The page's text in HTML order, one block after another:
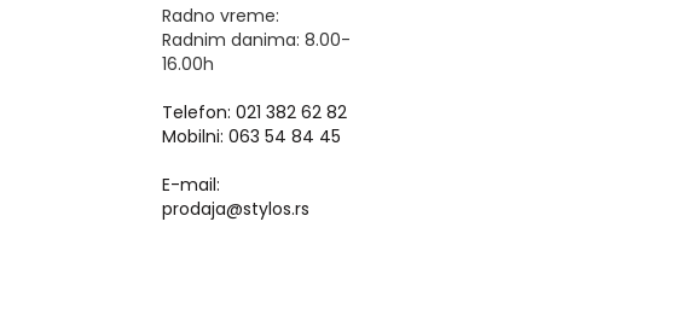
Radno vreme:
Radnim danima: 8.00-
16.00h
Telefon: 021 382 62 82
Mobilni: 063 54 84 45
E-mail:
prodaja@stylos.rs